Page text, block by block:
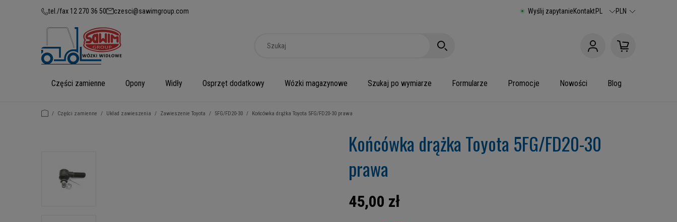
tel./fax 12 270 36 50 czesci@sawimgroup.com Wyślij zapytanieKontaktPL PLN
Części zamienne Opony Widły Osprzęt dodatkowy Wózki magazynowe Szukaj po wymiarze Formularze Promocje Nowości Blog
/ Części zamienne / Układ zawieszenia / Zawieszenie Toyota / 5FG/FD20-30 / Końcówka drążka Toyota 5FG/FD20-30 prawa
Końcówka drążka Toyota 5FG/FD20-30
prawa
45,00 zł